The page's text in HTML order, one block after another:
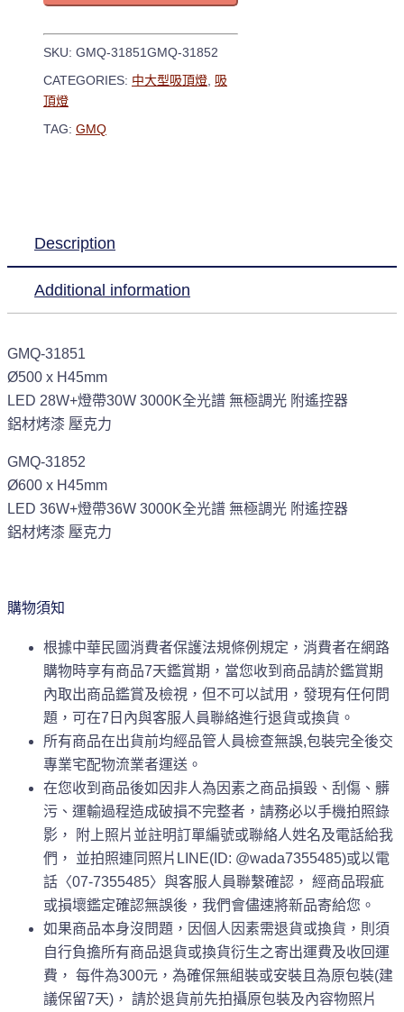
SKU: GMQ-31851GMQ-31852
CATEGORIES: 中大型吸頂燈
吸
頂燈
TAG: GMQ
Description
Additional information
GMQ-31851
Ø500 x H45mm
LED 28W+燈帶30W 3000K全光譜 無極調光 附遙控器
鋁材烤漆 壓克力
GMQ-31852
Ø600 x H45mm
LED 36W+燈帶36W 3000K全光譜 無極調光 附遙控器
鋁材烤漆 壓克力
購物須知
根據中華民國消費者保護法規條例規定，消費者在網路
購物時享有商品7天鑑賞期，當您收到商品請於鑑賞期
內取出商品鑑賞及檢視，但不可以試用，發現有任何問
題，可在7日內與客服人員聯絡進行退貨或換貨。
所有商品在出貨前均經品管人員檢查無誤,包裝完全後交
專業宅配物流業者運送。
在您收到商品後如因非人為因素之商品損毀、刮傷、髒
污、運輸過程造成破損不完整者，請務必以手機拍照錄
影， 附上照片並註明訂單編號或聯絡人姓名及電話給我
們， 並拍照連同照片LINE(ID: @wada7355485)或以電
話〈07-7355485〉與客服人員聯繫確認， 經商品瑕疵
或損壞鑑定確認無誤後，我們會儘速將新品寄給您。
如果商品本身沒問題，因個人因素需退貨或換貨，則須
自行負擔所有商品退貨或換貨衍生之寄出運費及收回運
費， 每件為300元，為確保無組裝或安裝且為原包裝(建
議保留7天)， 請於退貨前先拍攝原包裝及內容物照片